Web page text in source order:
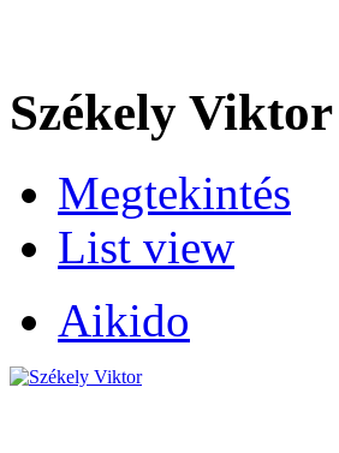
Székely
Megtekintés
List view
Aikido